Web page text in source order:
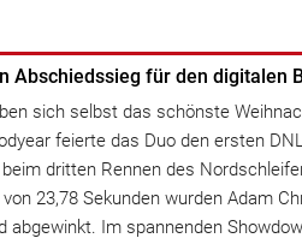
Abschiedssieg für den digitalen
sich selbst das schönste
feierte das Duo den ersten
dritten Rennen des
23,78 Sekunden wurden Adam
abgewinkt. Im spannenden